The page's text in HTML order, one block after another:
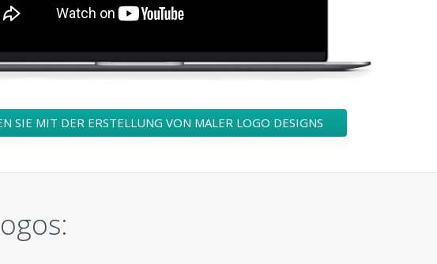
SIE MIT DER ERSTELLUNG VON MALER LOGO DESIGNS